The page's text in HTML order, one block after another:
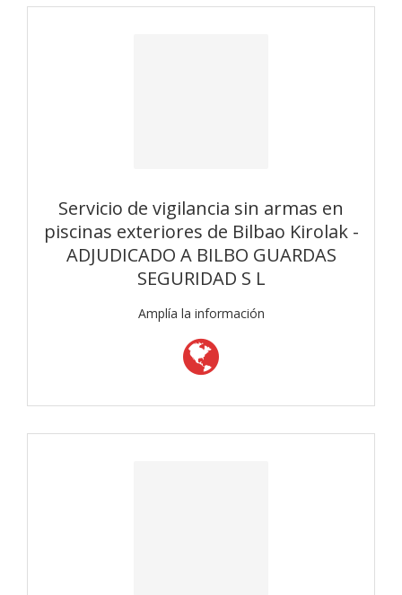
Servicio de vigilancia sin armas en
piscinas exteriores de Bilbao Kirolak -
ADJUDICADO A BILBO GUARDAS
SEGURIDAD S L
Amplía la información